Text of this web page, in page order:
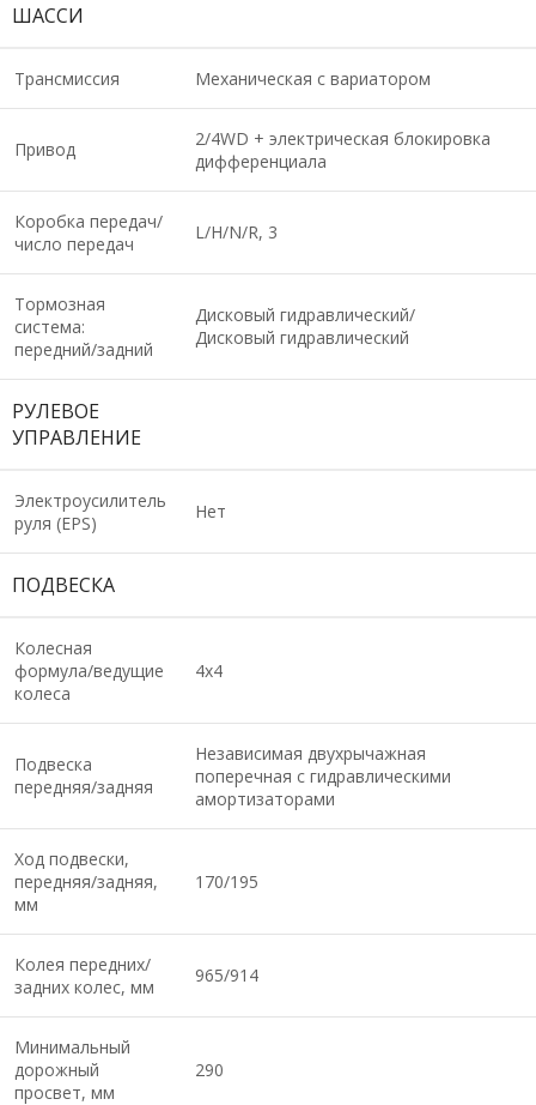
ШАССИ
Трансмиссия Механическая с вариатором
Привод
2/4WD + электрическая блокировка
дифференциала
Коробка передач/
число передач
L/H/N/R, 3
Тормозная
система:
передний/задний
Дисковый гидравлический/
Дисковый гидравлический
РУЛЕВОЕ
УПРАВЛЕНИЕ
Электроусилитель
руля (EPS)
Нет
ПОДВЕСКА
Колесная
формула/ведущие
колеса
4х4
Подвеска
передняя/задняя
Независимая двухрычажная
поперечная с гидравлическими
амортизаторами
Ход подвески,
передняя/задняя,
мм
170/195
Колея передних/
задних колес, мм
965/914
Минимальный
дорожный
просвет, мм
290